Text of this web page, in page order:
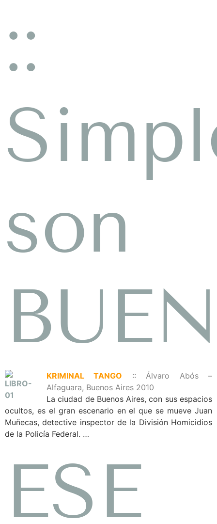
::
son
KRIMINAL TANGO
:: Álvaro Abós –
Alfaguara, Buenos Aires 2010
La ciudad de Buenos Aires, con sus espacios
ocultos, es el gran escenario en el que se mueve Juan
Muñecas, detective inspector de la División Homicidios
de la Policía Federal. …
ESE